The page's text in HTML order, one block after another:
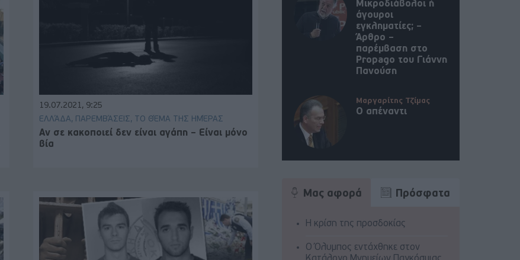
19.07.2021, 9:25
ΕΛΛΆΔΑ, ΠΑΡΕΜΒΆΣΕΙΣ, ΤΟ ΘΈΜΑ ΤΗΣ ΗΜΈΡΑΣ
Αν σε κακοποιεί δεν είναι αγάπη – Είναι μόνο
βία
Μικροδιάβολοι ή
άγουροι
εγκληματίες; –
Άρθρο –
παρέμβαση στο
Propago του Γιάννη
Πανούση
Μαργαρίτης Τζίμας
Ο απέναντι
Μας αφορά Πρόσφατα
Η κρίση της προσδοκίας
Ο Όλυμπος εντάχθηκε στον